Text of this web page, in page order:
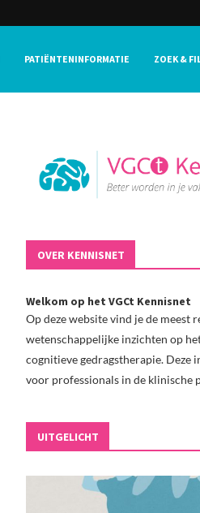
PATIËNTENINFORMATIE ZOEK &
OVER KENNISNET
Welkom op het VGCt Kennisnet
Op deze website vind je de meest
wetenschappelijke inzichten op
cognitieve gedragstherapie. Deze
voor professionals in de klinische
UITGELICHT